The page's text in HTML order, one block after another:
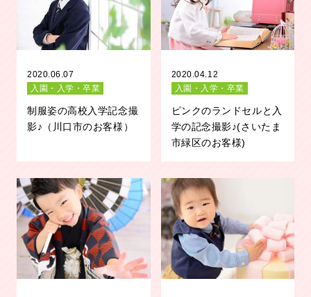
2020.06.07
入園・入学・卒業
制服姿の高校入学記念撮
影♪（川口市のお客様）
2020.04.12
入園・入学・卒業
ピンクのランドセルと入
学の記念撮影♪(さいたま
市緑区のお客様)